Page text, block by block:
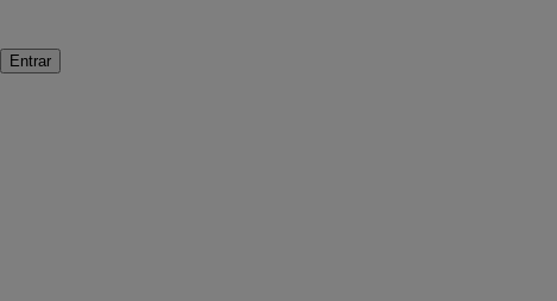
Entrar